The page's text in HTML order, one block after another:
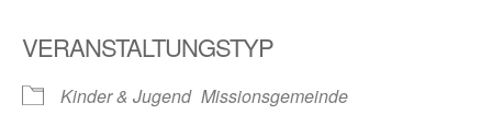
VERANSTALTUNGSTYP
Kinder & Jugend Missionsgemeinde